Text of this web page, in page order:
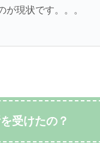
が現状です。。。
受けたの？